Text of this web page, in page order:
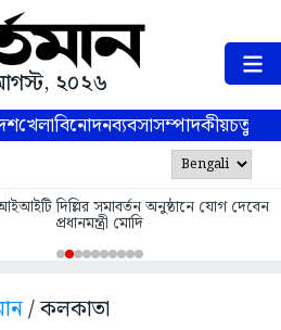
২০২৬
খেলাবিনোদনব্যবসাসম্পাদকীয়
দিল্লির সমাবর্তন অনুষ্ঠানে যোগ দেবেন
প্রধানমন্ত্রী মোদি
/ কলকাতা